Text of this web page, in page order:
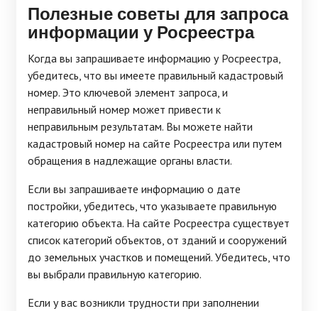
Полезные советы для запроса
информации у Росреестра
Когда вы запрашиваете информацию у Росреестра,
убедитесь, что вы имеете правильный кадастровый
номер. Это ключевой элемент запроса, и
неправильный номер может привести к
неправильным результатам. Вы можете найти
кадастровый номер на сайте Росреестра или путем
обращения в надлежащие органы власти.
Если вы запрашиваете информацию о дате
постройки, убедитесь, что указываете правильную
категорию объекта. На сайте Росреестра существует
список категорий объектов, от зданий и сооружений
до земельных участков и помещений. Убедитесь, что
вы выбрали правильную категорию.
Если у вас возникли трудности при заполнении